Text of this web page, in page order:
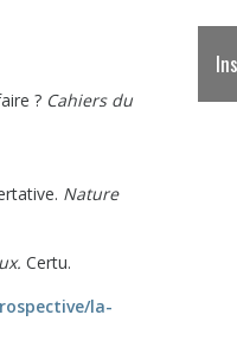
? Cahiers du
Nature
Certu.
la-